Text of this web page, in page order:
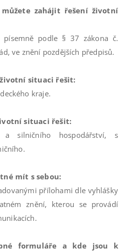
můžete zahájit řešení životní
písemně podle § 37 zákona č.
ve znění pozdějších předpisů.
situaci řešit:
kraje.
situaci řešit:
silničního hospodářství, s
mít s sebou:
přílohami dle vyhlášky
znění, kterou se provádí
formuláře a kde jsou k